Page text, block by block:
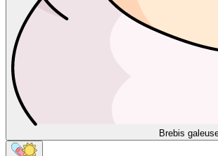
Brebis